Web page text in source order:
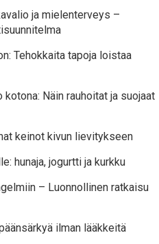
ja mielenterveys –
Tehokkaita tapoja loistaa
Näin rauhoitat ja suojaat
keinot kivun lievitykseen
hunaja, jogurtti ja kurkku
– Luonnollinen ratkaisu
ilman lääkkeitä